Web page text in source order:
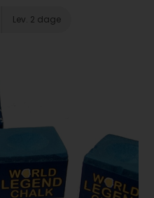
Lev. 2 dage